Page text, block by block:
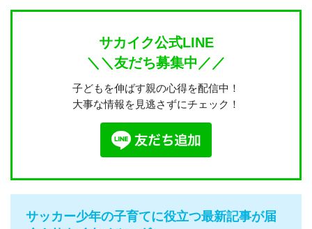
サカイク公式LINE
＼＼友だち募集中／／
子どもを伸ばす親の心得を配信中！
大事な情報を見逃さずにチェック！
サッカー少年の子育てに役立つ最新記事が届